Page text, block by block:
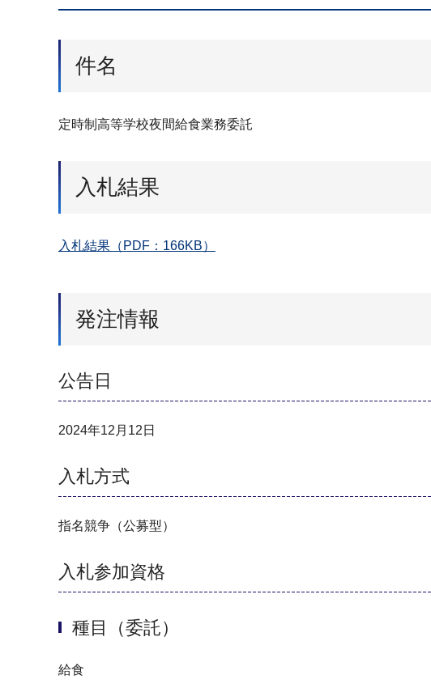
件名
定時制高等学校夜間給食業務委託
入札結果
入札結果（PDF：166KB）
発注情報
公告日
2024年12月12日
入札方式
指名競争（公募型）
入札参加資格
種目（委託）
給食